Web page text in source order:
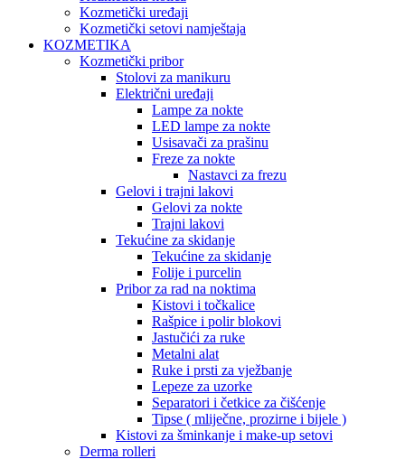
Kozmetički uređaji
Kozmetički setovi namještaja
KOZMETIKA
Kozmetički pribor
Stolovi za manikuru
Električni uređaji
Lampe za nokte
LED lampe za nokte
Usisavači za prašinu
Freze za nokte
Nastavci za frezu
Gelovi i trajni lakovi
Gelovi za nokte
Trajni lakovi
Tekućine za skidanje
Tekućine za skidanje
Folije i purcelin
Pribor za rad na noktima
Kistovi i točkalice
Rašpice i polir blokovi
Jastučići za ruke
Metalni alat
Ruke i prsti za vježbanje
Lepeze za uzorke
Separatori i četkice za čišćenje
Tipse ( mliječne, prozirne i bijele )
Kistovi za šminkanje i make-up setovi
Derma rolleri